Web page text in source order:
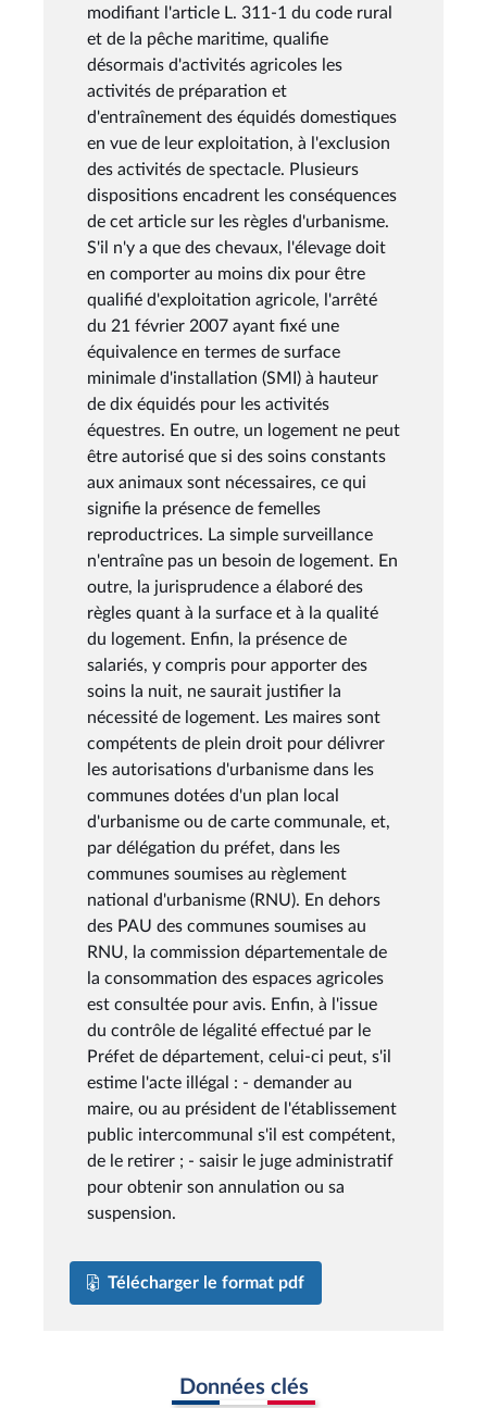
modifiant l'article L. 311-1 du code rural
et de la pêche maritime, qualifie
désormais d'activités agricoles les
activités de préparation et
d'entraînement des équidés domestiques
en vue de leur exploitation, à l'exclusion
des activités de spectacle. Plusieurs
dispositions encadrent les conséquences
de cet article sur les règles d'urbanisme.
S'il n'y a que des chevaux, l'élevage doit
en comporter au moins dix pour être
qualifié d'exploitation agricole, l'arrêté
du 21 février 2007 ayant fixé une
équivalence en termes de surface
minimale d'installation (SMI) à hauteur
de dix équidés pour les activités
équestres. En outre, un logement ne peut
être autorisé que si des soins constants
aux animaux sont nécessaires, ce qui
signifie la présence de femelles
reproductrices. La simple surveillance
n'entraîne pas un besoin de logement. En
outre, la jurisprudence a élaboré des
règles quant à la surface et à la qualité
du logement. Enfin, la présence de
salariés, y compris pour apporter des
soins la nuit, ne saurait justifier la
nécessité de logement. Les maires sont
compétents de plein droit pour délivrer
les autorisations d'urbanisme dans les
communes dotées d'un plan local
d'urbanisme ou de carte communale, et,
par délégation du préfet, dans les
communes soumises au règlement
national d'urbanisme (RNU). En dehors
des PAU des communes soumises au
RNU, la commission départementale de
la consommation des espaces agricoles
est consultée pour avis. Enfin, à l'issue
du contrôle de légalité effectué par le
Préfet de département, celui-ci peut, s'il
estime l'acte illégal : - demander au
maire, ou au président de l'établissement
public intercommunal s'il est compétent,
de le retirer ; - saisir le juge administratif
pour obtenir son annulation ou sa
suspension.
Télécharger le format pdf
Données clés